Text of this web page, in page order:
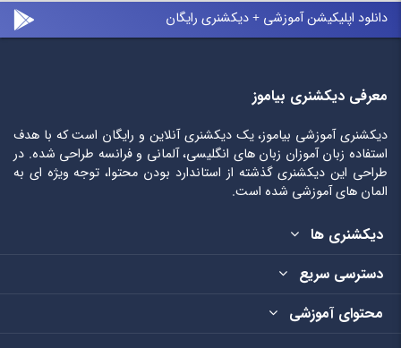
دانلود اپلیکیشن آموزشی + دیکشنری رایگان
معرفی دیکشنری بیاموز
دیکشنری آموزشی بیاموز، یک دیکشنری آنلاین و رایگان است که با هدف
استفاده زبان آموزان زبان های انگلیسی، آلمانی و فرانسه طراحی شده. در
طراحی این دیکشنری گذشته از استاندارد بودن محتوا، توجه ویژه ای به
المان های آموزشی شده است.
دیکشنری ها
دسترسی سریع
محتوای آموزشی